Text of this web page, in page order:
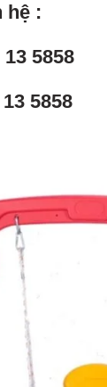
hệ :
5858
5858